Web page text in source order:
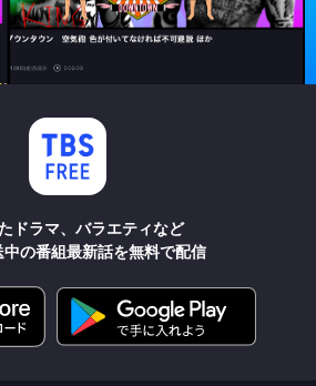
ドラマ、バラエティなど
中の番組最新話を無料で配信